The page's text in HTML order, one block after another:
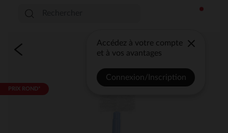
Accédez à votre compte
et à vos avantages
Connexion/Inscription
PRIX ROND*